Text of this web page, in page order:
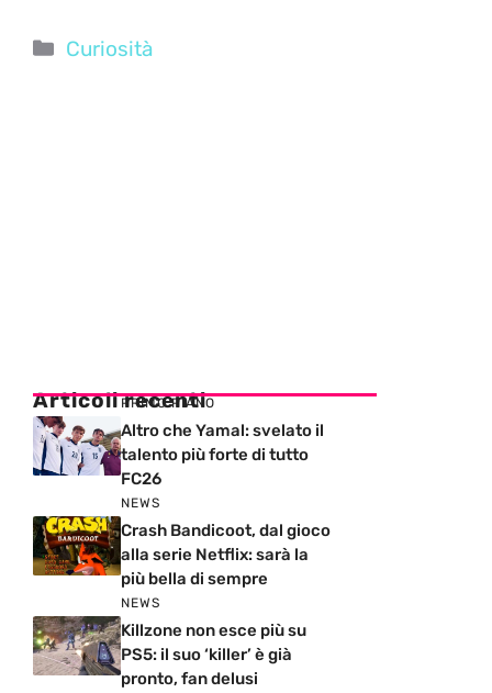
Categorie
Curiosità
Articoli recenti
PRIMO PIANO
Altro che Yamal: svelato il
talento più forte di tutto
FC26
NEWS
Crash Bandicoot, dal gioco
alla serie Netflix: sarà la
più bella di sempre
NEWS
Killzone non esce più su
PS5: il suo ‘killer’ è già
pronto, fan delusi